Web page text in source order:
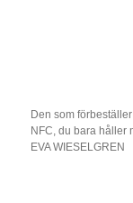
Den som
NFC, du bara håller
EVA WIESELGREN